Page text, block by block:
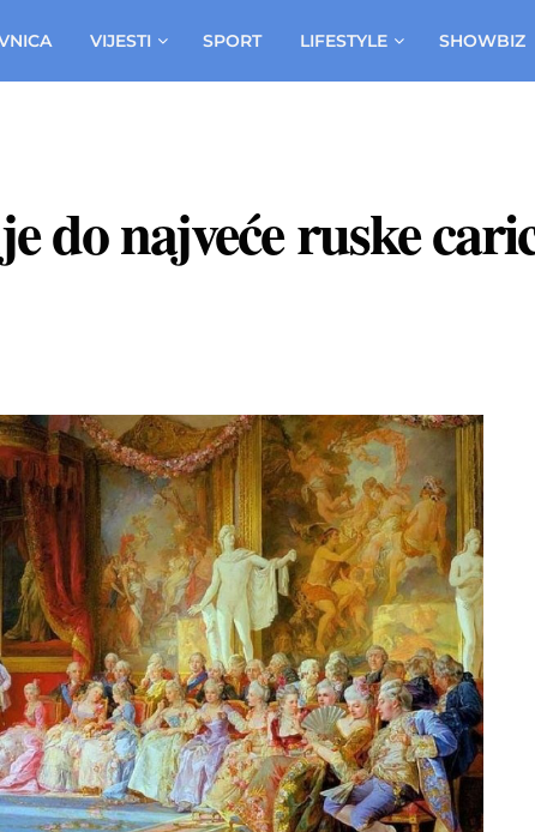
VIJESTI SPORT LIFESTYLE SHOWBIZ
do najveće ruske